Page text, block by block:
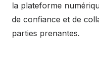
la plateforme
de confiance et de
parties prenantes.